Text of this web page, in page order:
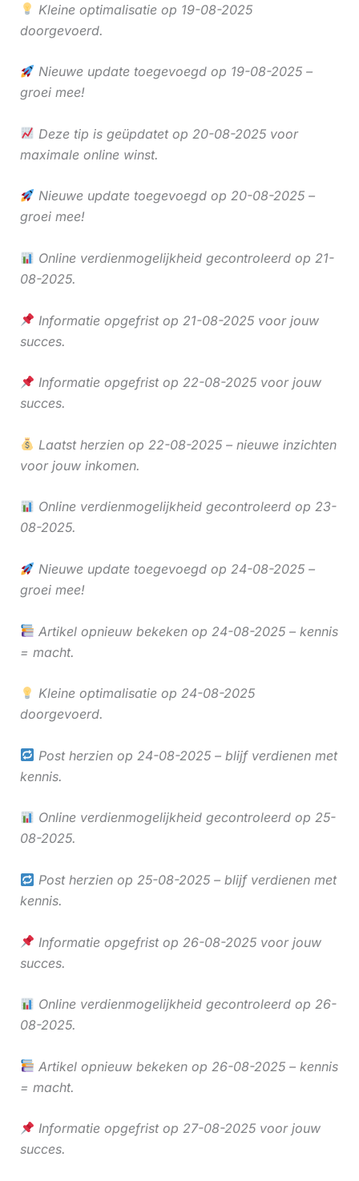
Kleine optimalisatie op 19-08-2025
doorgevoerd.
Nieuwe update toegevoegd op 19-08-2025 –
groei mee!
Deze tip is geüpdatet op 20-08-2025 voor
maximale online winst.
Nieuwe update toegevoegd op 20-08-2025 –
groei mee!
Online verdienmogelijkheid gecontroleerd op 21-
08-2025.
Informatie opgefrist op 21-08-2025 voor jouw
succes.
Informatie opgefrist op 22-08-2025 voor jouw
succes.
Laatst herzien op 22-08-2025 – nieuwe inzichten
voor jouw inkomen.
Online verdienmogelijkheid gecontroleerd op 23-
08-2025.
Nieuwe update toegevoegd op 24-08-2025 –
groei mee!
Artikel opnieuw bekeken op 24-08-2025 – kennis
= macht.
Kleine optimalisatie op 24-08-2025
doorgevoerd.
Post herzien op 24-08-2025 – blijf verdienen met
kennis.
Online verdienmogelijkheid gecontroleerd op 25-
08-2025.
Post herzien op 25-08-2025 – blijf verdienen met
kennis.
Informatie opgefrist op 26-08-2025 voor jouw
succes.
Online verdienmogelijkheid gecontroleerd op 26-
08-2025.
Artikel opnieuw bekeken op 26-08-2025 – kennis
= macht.
Informatie opgefrist op 27-08-2025 voor jouw
succes.